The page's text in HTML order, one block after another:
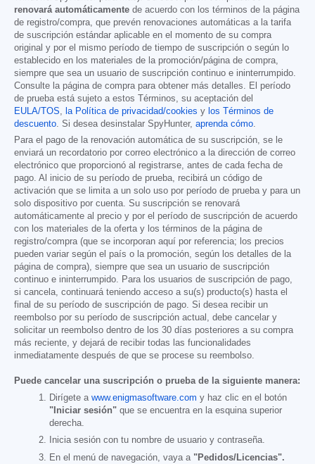
renovará automáticamente de acuerdo con los términos de la página
de registro/compra, que prevén renovaciones automáticas a la tarifa
de suscripción estándar aplicable en el momento de su compra
original y por el mismo período de tiempo de suscripción o según lo
establecido en los materiales de la promoción/página de compra,
siempre que sea un usuario de suscripción continuo e ininterrumpido.
Consulte la página de compra para obtener más detalles. El período
de prueba está sujeto a estos Términos, su aceptación del
EULA/TOS, la Política de privacidad/cookies y los Términos de
descuento. Si desea desinstalar SpyHunter, aprenda cómo.
Para el pago de la renovación automática de su suscripción, se le
enviará un recordatorio por correo electrónico a la dirección de correo
electrónico que proporcionó al registrarse, antes de cada fecha de
pago. Al inicio de su período de prueba, recibirá un código de
activación que se limita a un solo uso por período de prueba y para un
solo dispositivo por cuenta. Su suscripción se renovará
automáticamente al precio y por el período de suscripción de acuerdo
con los materiales de la oferta y los términos de la página de
registro/compra (que se incorporan aquí por referencia; los precios
pueden variar según el país o la promoción, según los detalles de la
página de compra), siempre que sea un usuario de suscripción
continuo e ininterrumpido. Para los usuarios de suscripción de pago,
si cancela, continuará teniendo acceso a su(s) producto(s) hasta el
final de su período de suscripción de pago. Si desea recibir un
reembolso por su período de suscripción actual, debe cancelar y
solicitar un reembolso dentro de los 30 días posteriores a su compra
más reciente, y dejará de recibir todas las funcionalidades
inmediatamente después de que se procese su reembolso.
Puede cancelar una suscripción o prueba de la siguiente manera:
Dirígete a www.enigmasoftware.com y haz clic en el botón
"Iniciar sesión" que se encuentra en la esquina superior
derecha.
Inicia sesión con tu nombre de usuario y contraseña.
En el menú de navegación, vaya a "Pedidos/Licencias".